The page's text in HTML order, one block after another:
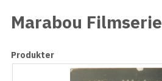
Marabou Filmserie
Produkter